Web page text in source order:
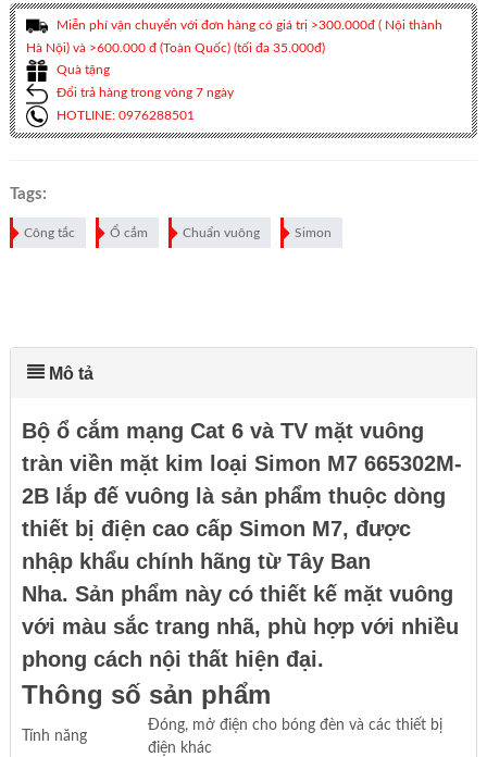
Miễn phí vận chuyển với đơn hàng có giá trị >300.000đ ( Nội thành
Hà Nội) và >600.000 đ (Toàn Quốc) (tối đa 35.000đ)
Quà tặng
Đổi trả hàng trong vòng 7 ngày
HOTLINE: 0976288501
Tags:
Công tắc Ổ cắm Chuẩn vuông Simon
Mô tả
Bộ ổ cắm mạng Cat 6 và TV mặt vuông
tràn viền mặt kim loại Simon M7 665302M-
2B lắp đế vuông là sản phẩm thuộc dòng
thiết bị điện cao cấp Simon M7, được
nhập khẩu chính hãng từ Tây Ban
Nha. Sản phẩm này có thiết kế mặt vuông
với màu sắc trang nhã, phù hợp với nhiều
phong cách nội thất hiện đại.
Thông số sản phẩm
Tính năng
Đóng, mở điện cho bóng đèn và các thiết bị
điện khác